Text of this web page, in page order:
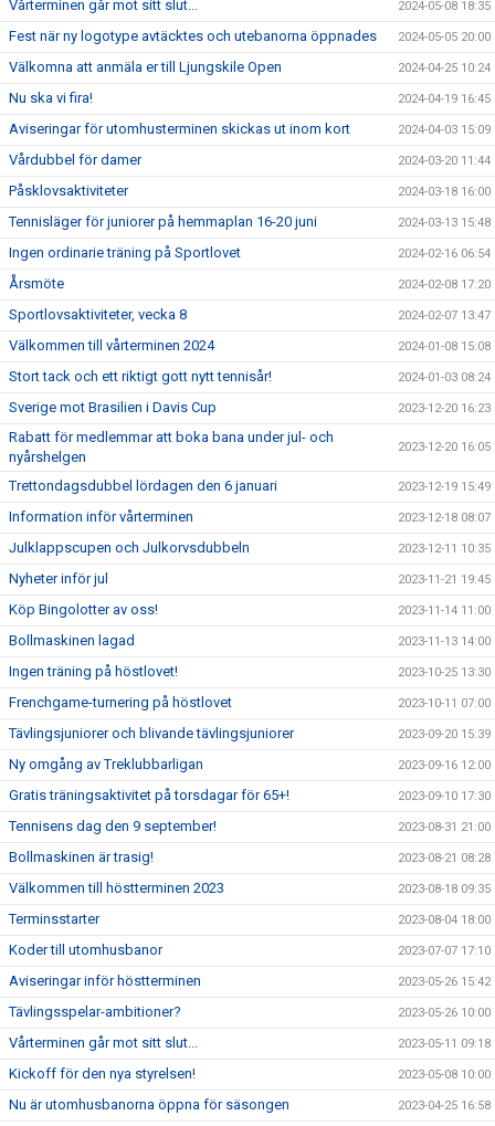
Vårterminen går mot sitt slut... 2024-05-08 18:35
Fest när ny logotype avtäcktes och utebanorna öppnades 2024-05-05 20:00
Välkomna att anmäla er till Ljungskile Open 2024-04-25 10:24
Nu ska vi fira! 2024-04-19 16:45
Aviseringar för utomhusterminen skickas ut inom kort 2024-04-03 15:09
Vårdubbel för damer 2024-03-20 11:44
Påsklovsaktiviteter 2024-03-18 16:00
Tennisläger för juniorer på hemmaplan 16-20 juni 2024-03-13 15:48
Ingen ordinarie träning på Sportlovet 2024-02-16 06:54
Årsmöte 2024-02-08 17:20
Sportlovsaktiviteter, vecka 8 2024-02-07 13:47
Välkommen till vårterminen 2024 2024-01-08 15:08
Stort tack och ett riktigt gott nytt tennisår! 2024-01-03 08:24
Sverige mot Brasilien i Davis Cup 2023-12-20 16:23
Rabatt för medlemmar att boka bana under jul- och
nyårshelgen
2023-12-20 16:05
Trettondagsdubbel lördagen den 6 januari 2023-12-19 15:49
Information inför vårterminen 2023-12-18 08:07
Julklappscupen och Julkorvsdubbeln 2023-12-11 10:35
Nyheter inför jul 2023-11-21 19:45
Köp Bingolotter av oss! 2023-11-14 11:00
Bollmaskinen lagad 2023-11-13 14:00
Ingen träning på höstlovet! 2023-10-25 13:30
Frenchgame-turnering på höstlovet 2023-10-11 07:00
Tävlingsjuniorer och blivande tävlingsjuniorer 2023-09-20 15:39
Ny omgång av Treklubbarligan 2023-09-16 12:00
Gratis träningsaktivitet på torsdagar för 65+! 2023-09-10 17:30
Tennisens dag den 9 september! 2023-08-31 21:00
Bollmaskinen är trasig! 2023-08-21 08:28
Välkommen till höstterminen 2023 2023-08-18 09:35
Terminsstarter 2023-08-04 18:00
Koder till utomhusbanor 2023-07-07 17:10
Aviseringar inför höstterminen 2023-05-26 15:42
Tävlingsspelar-ambitioner? 2023-05-26 10:00
Vårterminen går mot sitt slut... 2023-05-11 09:18
Kickoff för den nya styrelsen! 2023-05-08 10:00
Nu är utomhusbanorna öppna för säsongen 2023-04-25 16:58